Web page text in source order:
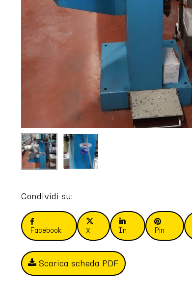
Condividi su:
Facebook X In Pin
Scarica scheda PDF